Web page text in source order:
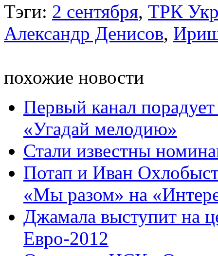
Тэги: 2 сентября, ТРК
Александр Денисов,
похожие новости
Первый канал
«Угадай мелодию»
Стали известны
Потап и Иван
«Мы разом» на
Джамала выступит на
Евро-2012